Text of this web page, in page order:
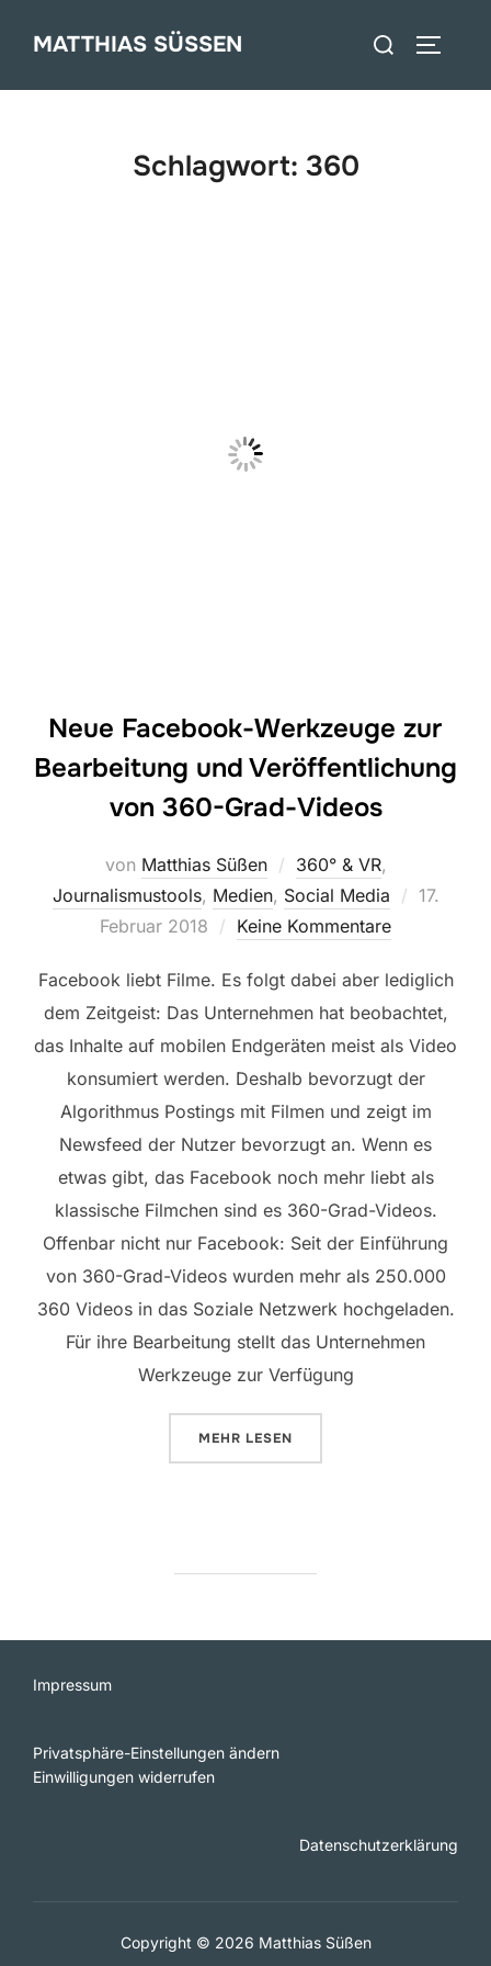
InhaltMATTHIAS SÜSSEN
Suchen
Schlagwort: 360
Neue Facebook-Werkzeuge zur
Bearbeitung und Veröffentlichung
von 360-Grad-Videos
von Matthias Süßen 360° & VR,
Journalismustools, Medien, Social Media
17.
Februar 2018
Keine Kommentare
Facebook liebt Filme. Es folgt dabei aber lediglich
dem Zeitgeist: Das Unternehmen hat beobachtet,
das Inhalte auf mobilen Endgeräten meist als Video
konsumiert werden. Deshalb bevorzugt der
Algorithmus Postings mit Filmen und zeigt im
Newsfeed der Nutzer bevorzugt an. Wenn es
etwas gibt, das Facebook noch mehr liebt als
klassische Filmchen sind es 360-Grad-Videos.
Offenbar nicht nur Facebook: Seit der Einführung
von 360-Grad-Videos wurden mehr als 250.000
360 Videos in das Soziale Netzwerk hochgeladen.
Für ihre Bearbeitung stellt das Unternehmen
Werkzeuge zur Verfügung
MEHR ÜBER „NEUE FACEBOOK-
LESEN
Impressum
Privatsphäre-Einstellungen ändern
Einwilligungen widerrufen
Datenschutzerklärung
Copyright © 2026 Matthias Süßen